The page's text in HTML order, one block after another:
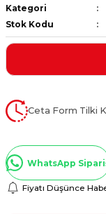
Kaplamalar
Kategori
Stok Kodu
Ceta Form Tilki
WhatsApp
Fiyatı Düşünce